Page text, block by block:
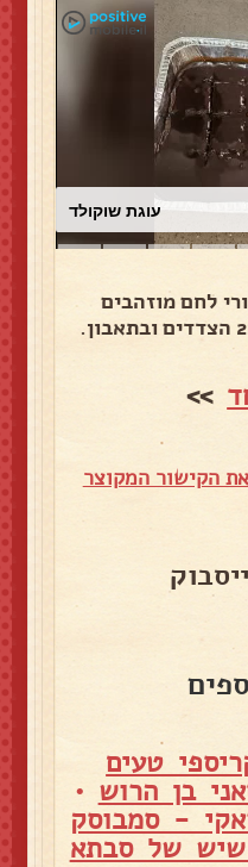
עוגת שוקולד
לחם מוזהבים
>>
הקישור המקוצר
טעים
בן הרוש •
- סמבוסק
שיש של סבתא